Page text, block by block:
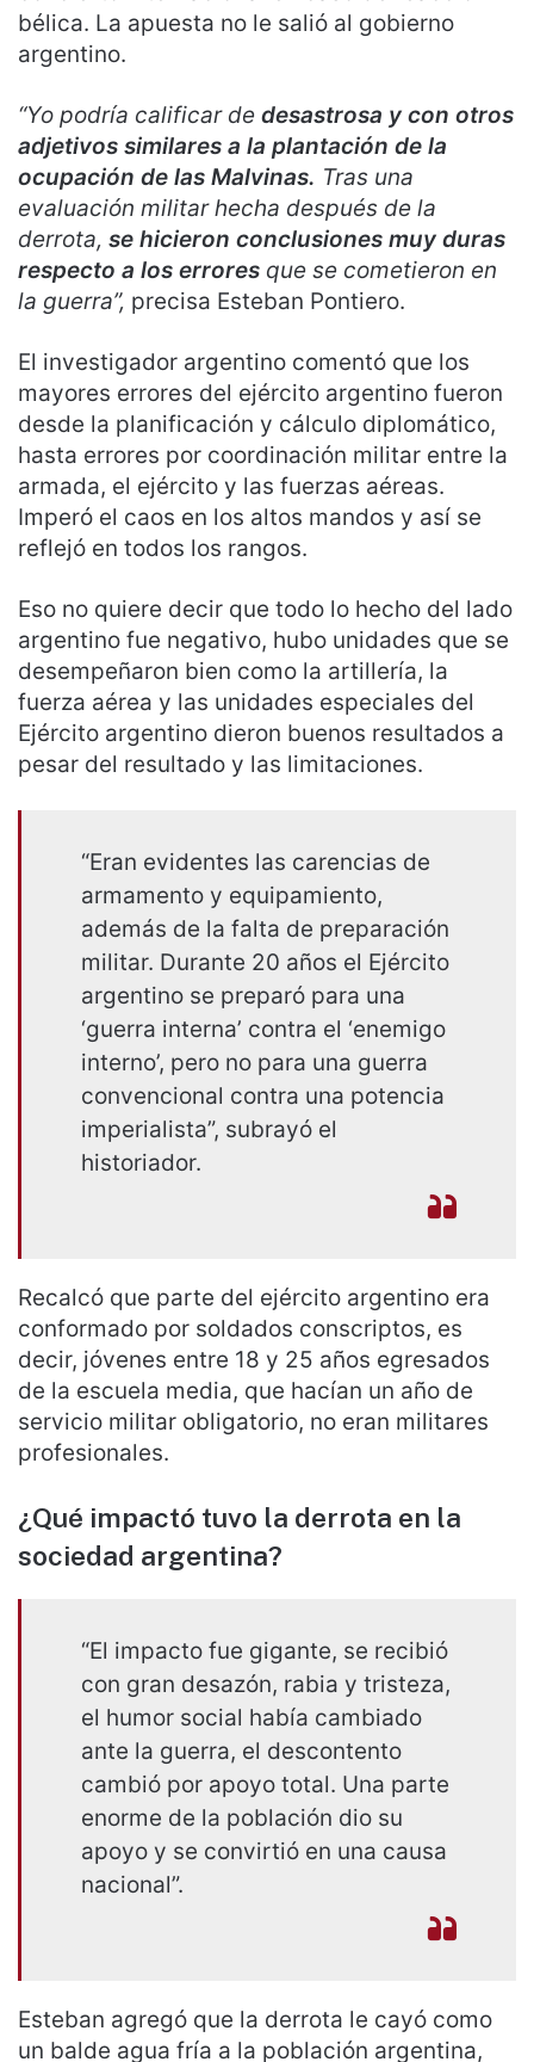
bélica. La apuesta no le salió al gobierno
argentino.
“Yo podría calificar de desastrosa y con otros
adjetivos similares a la plantación de la
ocupación de las Malvinas. Tras una
evaluación militar hecha después de la
derrota, se hicieron conclusiones muy duras
respecto a los errores que se cometieron en
la guerra”, precisa Esteban Pontiero.
El investigador argentino comentó que los
mayores errores del ejército argentino fueron
desde la planificación y cálculo diplomático,
hasta errores por coordinación militar entre la
armada, el ejército y las fuerzas aéreas.
Imperó el caos en los altos mandos y así se
reflejó en todos los rangos.
Eso no quiere decir que todo lo hecho del lado
argentino fue negativo, hubo unidades que se
desempeñaron bien como la artillería, la
fuerza aérea y las unidades especiales del
Ejército argentino dieron buenos resultados a
pesar del resultado y las limitaciones.
“Eran evidentes las carencias de
armamento y equipamiento,
además de la falta de preparación
militar. Durante 20 años el Ejército
argentino se preparó para una
‘guerra interna’ contra el ‘enemigo
interno’, pero no para una guerra
convencional contra una potencia
imperialista”, subrayó el
historiador.
Recalcó que parte del ejército argentino era
conformado por soldados conscriptos, es
decir, jóvenes entre 18 y 25 años egresados
de la escuela media, que hacían un año de
servicio militar obligatorio, no eran militares
profesionales.
¿Qué impactó tuvo la derrota en la
sociedad argentina?
“El impacto fue gigante, se recibió
con gran desazón, rabia y tristeza,
el humor social había cambiado
ante la guerra, el descontento
cambió por apoyo total. Una parte
enorme de la población dio su
apoyo y se convirtió en una causa
nacional”.
Esteban agregó que la derrota le cayó como
un balde agua fría a la población argentina,